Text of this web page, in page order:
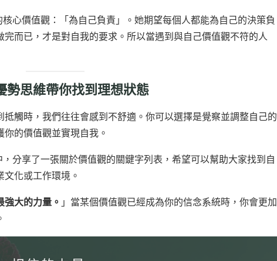
心價值觀：「為自己負責」。她期望每個人都能為自己的決策負
而已，才是對自我的要求。所以當遇到與自己價值觀不符的人
思維帶你找到理想狀態
觸時，我們往往會感到不舒適。你可以選擇是覺察並調整自己的
的價值觀並實現自我。
，分享了一張關於價值觀的關鍵字列表，希望可以幫助大家找到自
化或工作環境。
大的力量。 」當某個價值觀已經成為你的信念系統時，你會更加